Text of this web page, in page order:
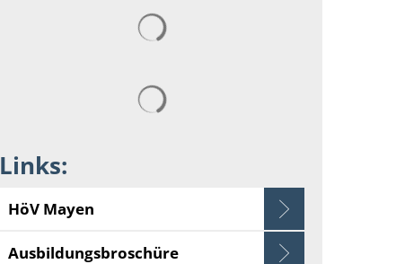
Links:
HöV Mayen
Ausbildungsbroschüre